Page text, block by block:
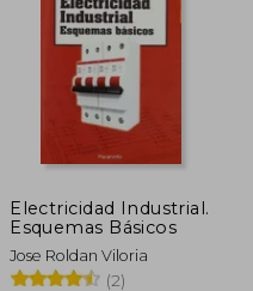
45%
dcto.
Electricidad Industrial.
Esquemas Básicos
Jose Roldan Viloria
(2)